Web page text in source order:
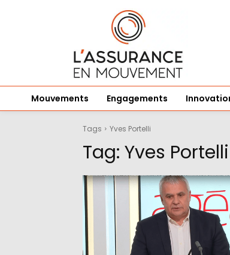
Mouvements Engagements
Tags Yves Portelli
Tag: Yves Portelli